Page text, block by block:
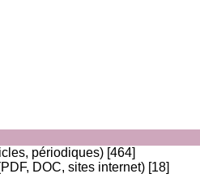
périodiques) [464]
DOC, sites internet) [18]